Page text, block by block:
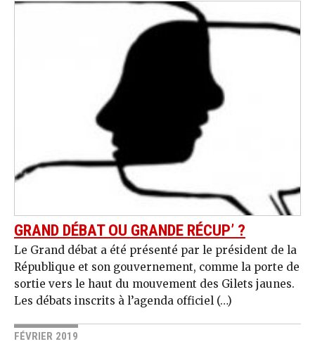
GRAND DÉBAT OU GRANDE RÉCUP’ ?
Le Grand débat a été présenté par le président de la
République et son gouvernement, comme la porte de
sortie vers le haut du mouvement des Gilets jaunes.
Les débats inscrits à l’agenda officiel (…)
FÉVRIER 2019